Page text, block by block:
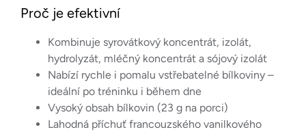
Proč je efektivní
Kombinuje syrovátkový koncentrát, izolát,
hydrolyzát, mléčný koncentrát a sójový izolát
Nabízí rychle i pomalu vstřebatelné bílkoviny –
ideální po tréninku i během dne
Vysoký obsah bílkovin (23 g na porci)
Lahodná příchuť francouzského vanilkového